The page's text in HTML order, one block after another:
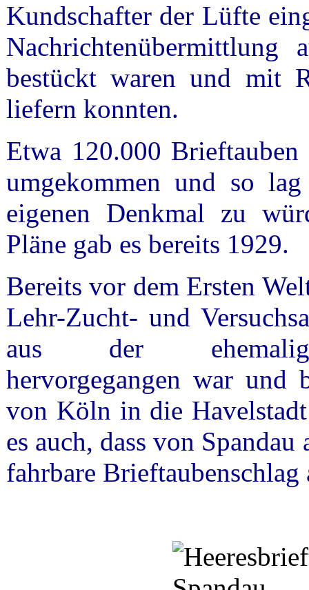
Kundschafter der Lüfte
Nachrichtenübermittlung
bestückt waren und mit
liefern konnten.
Etwa 120.000
umgekommen und so
eigenen Denkmal zu
Pläne gab es bereits 1929.
Bereits vor dem Ersten
Lehr-Zucht- und
aus der ehemaligen
hervorgegangen war und
von Köln in die
es auch, dass von
fahrbare